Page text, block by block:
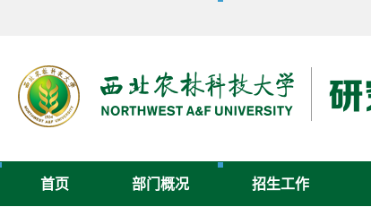
首页 部门概况 招生工作